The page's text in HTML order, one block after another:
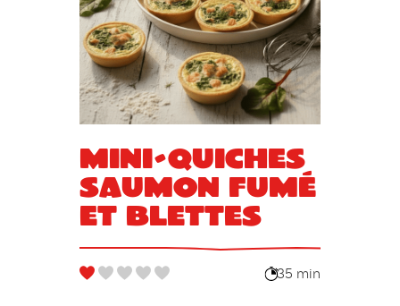
Mini-quiches
saumon fumé
et blettes
35 min